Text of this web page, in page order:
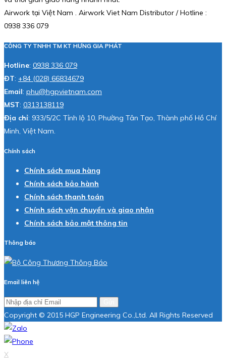
Airwork tại Việt Nam . Airwork Viet Nam Distributor / Hotline :
0938 336 079
CÔNG TY TNHH TM KT HƯNG GIA PHÁT
Hotline: 0938 336 079
ĐT: +84 (028) 66834679
Email: phu@hgpvietnam.com
MST: 0313138119
Địa chỉ: 933/5/2C Tỉnh lộ 10, Phường Tân Tạo, Thành phố Hồ Chí
Minh, Việt Nam.
Chính sách
Chính sách mua hàng
Chính sách bảo hành
Chính sách thanh toán
Chính sách vận chuyển và giao nhận
Chính sách bảo mật thông tin
Thông báo
Email liên hệ
Copyright © 2015 HGP Engineering Co.,Ltd. All Rights Reserved
X